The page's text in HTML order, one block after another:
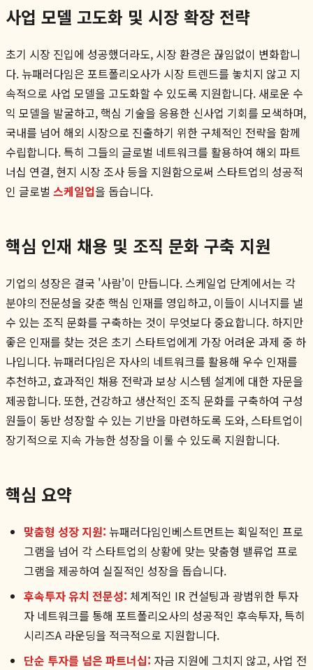
사업 모델 고도화 및 시장 확장 전략
초기 시장 진입에 성공했더라도, 시장 환경은 끊임없이 변화합니
다. 뉴패러다임은 포트폴리오사가 시장 트렌드를 놓치지 않고 지
속적으로 사업 모델을 고도화할 수 있도록 지원합니다. 새로운 수
익 모델을 발굴하고, 핵심 기술을 응용한 신사업 기회를 모색하며,
국내를 넘어 해외 시장으로 진출하기 위한 구체적인 전략을 함께
수립합니다. 특히 그들의 글로벌 네트워크를 활용하여 해외 파트
너십 연결, 현지 시장 조사 등을 지원함으로써 스타트업의 성공적
인 글로벌 스케일업을 돕습니다.
핵심 인재 채용 및 조직 문화 구축 지원
기업의 성장은 결국 '사람'이 만듭니다. 스케일업 단계에서는 각
분야의 전문성을 갖춘 핵심 인재를 영입하고, 이들이 시너지를 낼
수 있는 조직 문화를 구축하는 것이 무엇보다 중요합니다. 하지만
좋은 인재를 찾는 것은 초기 스타트업에게 가장 어려운 과제 중 하
나입니다. 뉴패러다임은 자사의 네트워크를 활용해 우수 인재를
추천하고, 효과적인 채용 전략과 보상 시스템 설계에 대한 자문을
제공합니다. 또한, 건강하고 생산적인 조직 문화를 구축하여 구성
원들이 동반 성장할 수 있는 기반을 마련하도록 도와, 스타트업이
장기적으로 지속 가능한 성장을 이룰 수 있도록 지원합니다.
핵심 요약
맞춤형 성장 지원: 뉴패러다임인베스트먼트는 획일적인 프로
그램을 넘어 각 스타트업의 상황에 맞는 맞춤형 밸류업 프로
그램을 제공하여 실질적인 성장을 돕습니다.
후속투자 유치 전문성: 체계적인 IR 컨설팅과 광범위한 투자
자 네트워크를 통해 포트폴리오사의 성공적인 후속투자, 특히
시리즈A 라운딩을 적극적으로 지원합니다.
단순 투자를 넘은 파트너십: 자금 지원에 그치지 않고, 사업 전